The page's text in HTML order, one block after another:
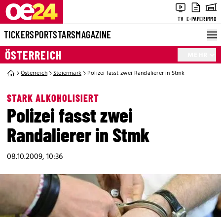
TV E-PAPERIMMO
TICKERSPORTSTARSMAGAZINE
ÖSTERREICH
Österreich Steiermark Polizei fasst zwei Randalierer in Stmk
STARK ALKOHOLISIERT
Polizei fasst zwei
Randalierer in Stmk
08.10.2009, 10:36